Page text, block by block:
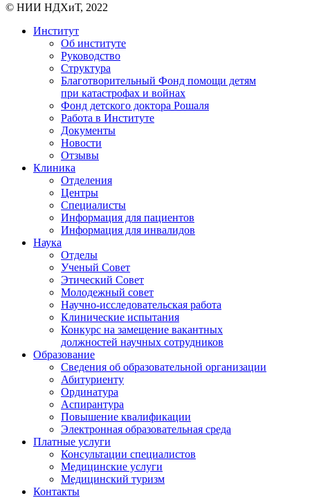
© НИИ НДХиТ, 2022
Институт
Об институте
Руководство
Структура
Благотворительный Фонд помощи детям
при катастрофах и войнах
Фонд детского доктора Рошаля
Работа в Институте
Документы
Новости
Отзывы
Клиника
Отделения
Центры
Специалисты
Информация для пациентов
Информация для инвалидов
Наука
Отделы
Ученый Совет
Этический Совет
Молодежный совет
Научно-исследовательская работа
Клинические испытания
Конкурс на замещение вакантных
должностей научных сотрудников
Образование
Сведения об образовательной организации
Абитуриенту
Ординатура
Аспирантура
Повышение квалификации
Электронная образовательная среда
Платные услуги
Консультации специалистов
Медицинские услуги
Медицинский туризм
Контакты